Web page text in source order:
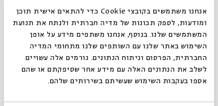
אנחנו משתמשים בקובצי Cookie כדי להתאים אישית תוכן
ומודעות, לספק תכונות של מדיה חברתית ולנתח את תנועת
המשתמשים שלנו. בנוסף, אנחנו משתפים מידע על אופן
השימוש באתר שלנו עם השותפים שלנו מתחומי המדיה
החברתית, הפרסום וניתוח הנתונים. גורמים אלה עשויים
לשלב את הנתונים האלה עם מידע אחר שסיפקתם או שהם
אספו בעקבות השימוש שעשיתם בשירותים שלהם.
שיתוף
פרקים נוספים בסדרה
סגור